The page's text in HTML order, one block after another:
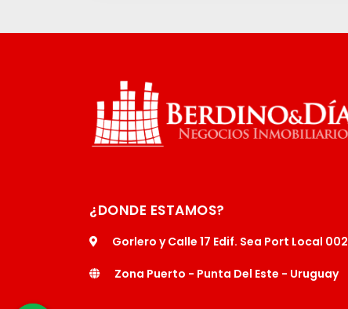
¿DONDE ESTAMOS?
Gorlero y Calle 17 Edif. Sea Port Local 002
Zona Puerto - Punta Del Este - Uruguay